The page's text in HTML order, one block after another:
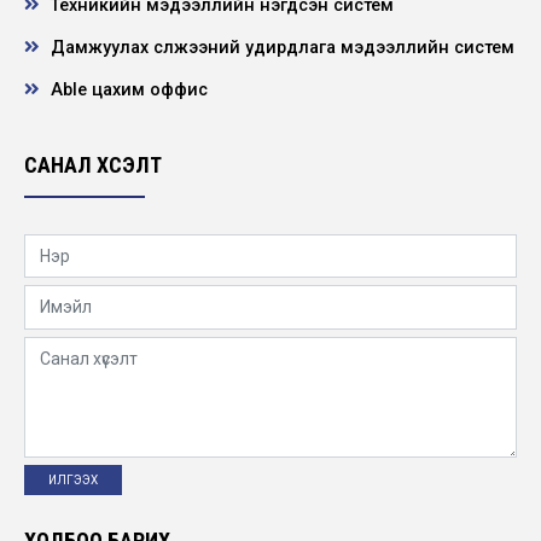
2025-09-01
Монголд айлчилж, эрчим хүчний салбарын үй...
Нээлттэй ажлын байр - Хангайн бүсийн
Нээлттэй ажлын байр - Хангайн бүсийн
Техникийн мэдээллийн нэгдсэн систем
Дамжуулах сүлжээний удирдлага мэдээллийн систем
Able цахим оффис
САНАЛ ХҮСЭЛТ